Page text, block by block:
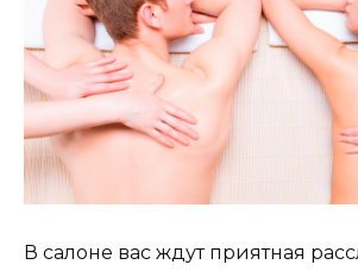
В салоне вас ждут приятная